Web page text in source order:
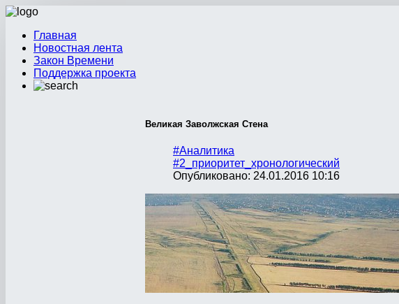
Главная
Новостная лента
Закон Времени
Поддержка проекта
Великая Заволжская Стена
#Аналитика
#2_приоритет_хронологический
Опубликовано: 24.01.2016 10:16